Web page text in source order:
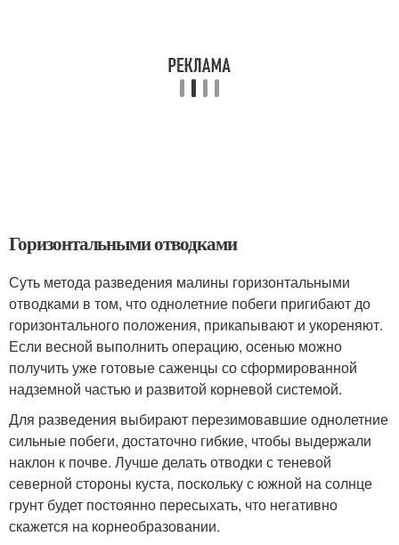
Горизонтальными отводками
Суть метода разведения малины горизонтальными
отводками в том, что однолетние побеги пригибают до
горизонтального положения, прикапывают и укореняют.
Если весной выполнить операцию, осенью можно
получить уже готовые саженцы со сформированной
надземной частью и развитой корневой системой.
Для разведения выбирают перезимовавшие однолетние
сильные побеги, достаточно гибкие, чтобы выдержали
наклон к почве. Лучше делать отводки с теневой
северной стороны куста, поскольку с южной на солнце
грунт будет постоянно пересыхать, что негативно
скажется на корнеобразовании.